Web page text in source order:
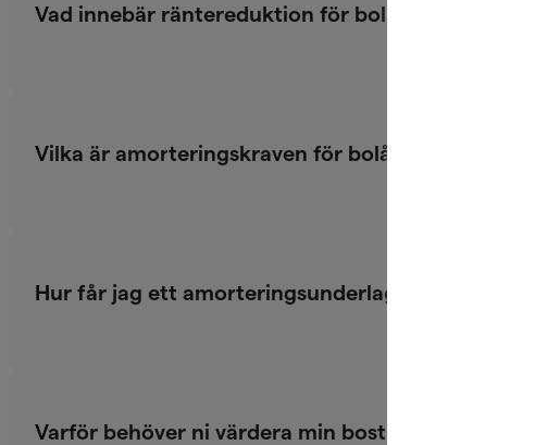
Vad innebär räntereduktion för bolån?
Vilka är amorteringskraven för bolån?
Hur får jag ett amorteringsunderlag?
Varför behöver ni värdera min bostad?